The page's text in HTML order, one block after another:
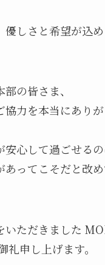
優しさと希望が込
の皆さま、
協力を本当にあり
心して過ごせるの
あってこそだと改
いただきました
礼申し上げます。